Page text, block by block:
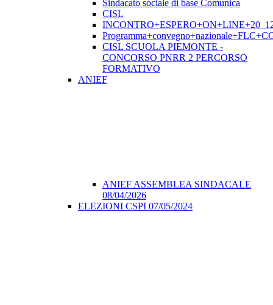
Sindacato sociale di base Comunica
CISL
CISL SCUOLA PIEMONTE -
CONCORSO PNRR 2 PERCORSO
FORMATIVO
ANIEF
ANIEF ASSEMBLEA SINDACALE
08/04/2026
ELEZIONI CSPI 07/05/2024